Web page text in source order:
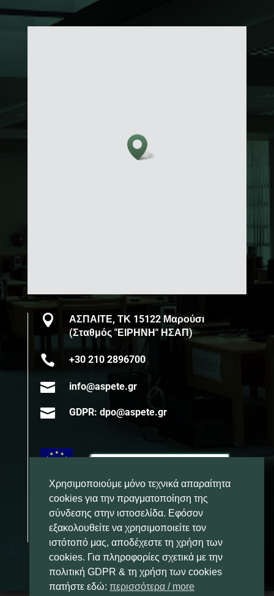

ΑΣΠΑΙΤΕ, ΤΚ 15122 Μαρούσι
(Σταθμός "ΕΙΡΗΝΗ" ΗΣΑΠ)
 +30 210 2896700
 info@aspete.gr
 GDPR: dpo@aspete.gr
Χρησιμοποιούμε μόνο τεχνικά απαραίτητα
cookies για την πραγματοποίηση της
σύνδεσης στην ιστοσελίδα. Εφόσον
εξακολουθείτε να χρησιμοποιείτε τον
ιστότοπό μας, αποδέχεστε τη χρήση των
cookies. Για πληροφορίες σχετικά με την
πολιτική GDPR & τη χρήση των cookies
πατήστε εδώ: περισσότερα / more